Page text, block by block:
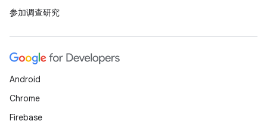
参加调查研究
Android
Chrome
Firebase